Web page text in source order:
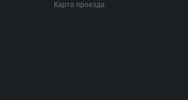
Карта проезда